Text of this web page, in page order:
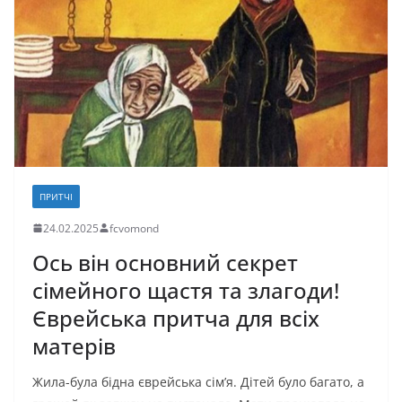
o
k
n и
с
я
ПРИТЧІ
24.02.2025 fcvomond
Ось він основний секрет
сімейного щастя та злагоди!
Єврейська притча для всіх
матерів
Жила-була бідна єврейська сім’я. Дітей було багато, а